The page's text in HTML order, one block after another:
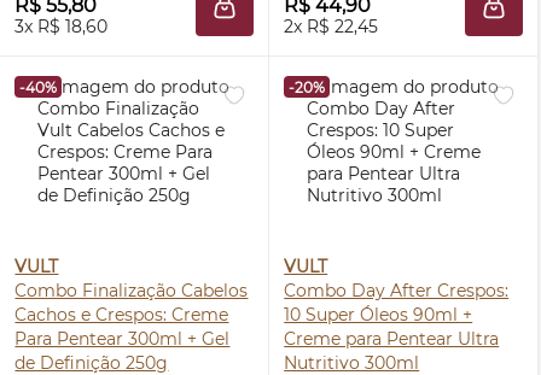
R$ 55,80
3x R$ 18,60 ADICIONAR À SACOLA
R$ 44,90
2x R$ 22,45
-40%
VULT
Combo Finalização Cabelos
Cachos e Crespos: Creme
Para Pentear 300ml + Gel
de Definição 250g
-20%
VULT
Combo Day After Crespos:
10 Super Óleos 90ml +
Creme para Pentear Ultra
Nutritivo 300ml